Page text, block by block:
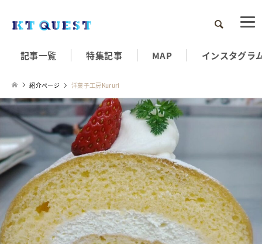
検索
記事一覧 特集記事 MAP インスタグラ
紹介ページ 洋菓子工房Kururi